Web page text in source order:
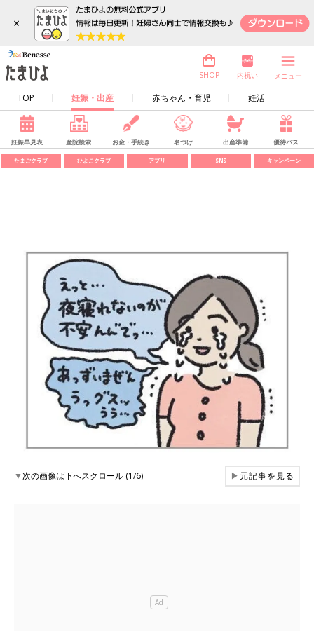
×
TOP 妊娠・出産 赤ちゃん・育児 妊活
SHOP 内祝い メニュー
妊娠早見表 産院検索 お金・手続き 名づけ 出産準備 優待パス
たまごクラブ ひよこクラブ アプリ SNS キャンペーン
▼次の画像は下へスクロール (1/6) ▶元記事を見る